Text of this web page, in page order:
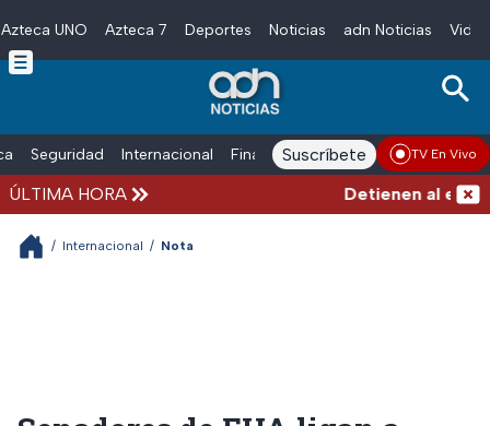
Skip to main content
Azteca UNO Azteca 7 Deportes Noticias adn Noticias
Seguridad Internacional Finanzas adn Noticias Radio
Suscríbete TV En Vivo
ÚLTIMA HORA Detienen al
/ Internacional / Nota